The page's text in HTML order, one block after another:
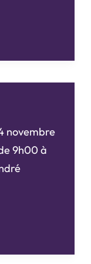
novembre
9h00 à